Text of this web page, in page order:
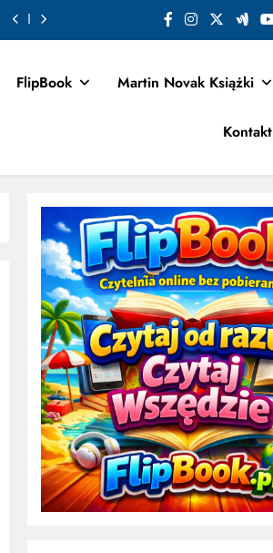
FlipBook Martin Novak Książki
Kontakt